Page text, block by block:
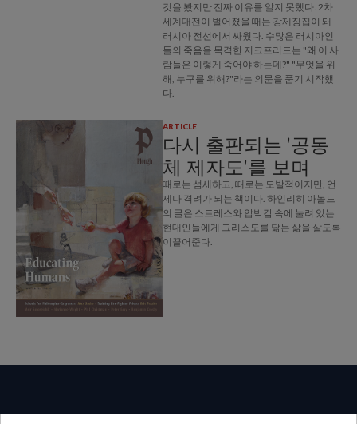
것을 봤지만 진짜 이유를 알지 못했다. 2차
세계대전이 벌어졌을 때는 강제징집이 돼
러시아 전선에서 싸웠다. 수많은 러시아인
들의 죽음을 목격한 지크프리드는 "왜 이 사
람들은 이렇게 죽어야 하는데?" "무엇을 위
해, 누구를 위해?"라는 의문을 품기 시작했
다.
ARTICLE
다시 출판되는 '공동
체 제자도'를 보며
때로는 섬세하고, 때로는 도발적이지만, 언
제나 격려가 되는 책이다. 하인리히 아놀드
의 글은 스트레스와 압박감 속에 눌려 있는
현대인들에게 그리스도를 닮는 삶을 살도록
이끌어준다.